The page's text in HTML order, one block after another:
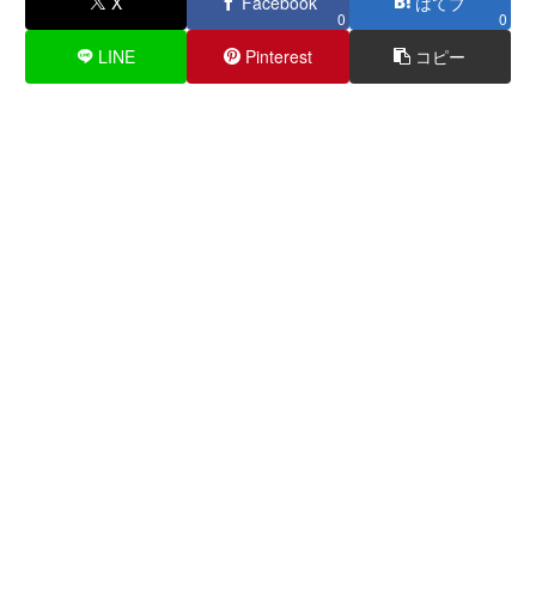
0 0
LINE Pinterest コピー